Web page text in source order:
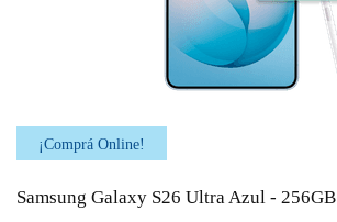
¡Comprá Online!
Samsung Galaxy S26 Ultra Azul - 256GB